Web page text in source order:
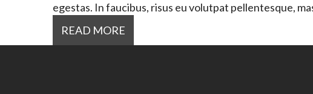
egestas. In faucibus, risus eu volutpat pellentesque,
READ MORE